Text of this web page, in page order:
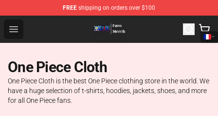
FREE shipping on orders over $100
Open menu
One Piece Store - Official One Piece Merchandise Shop
One Piece Cloth
One Piece Cloth is the best One Piece clothing store in the world. We
have a huge selection of t-shirts, hoodies, jackets, shoes, and more
for all One Piece fans.